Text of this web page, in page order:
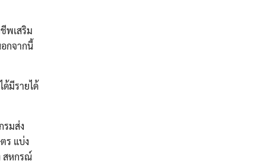
พเสริม
กจากนี้
มีรายได้
มส่ง
ร แบ่ง
สหกรณ์